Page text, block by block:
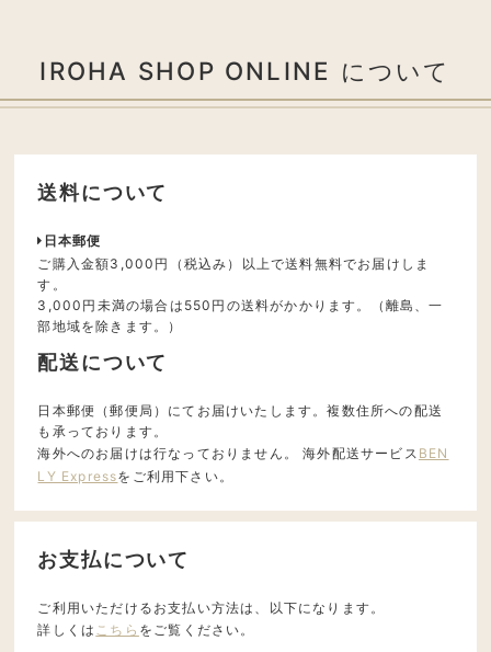
IROHA SHOP ONLINE について
送料について
日本郵便
ご購入金額3,000円（税込み）以上で送料無料でお届けしま
す。
3,000円未満の場合は550円の送料がかかります。（離島、一
部地域を除きます。）
配送について
日本郵便（郵便局）にてお届けいたします。複数住所への配送
も承っております。
海外へのお届けは行なっておりません。 海外配送サービス BEN
LY Expressをご利用下さい。
お支払について
ご利用いただけるお支払い方法は、以下になります。
詳しくは こちら をご覧ください。